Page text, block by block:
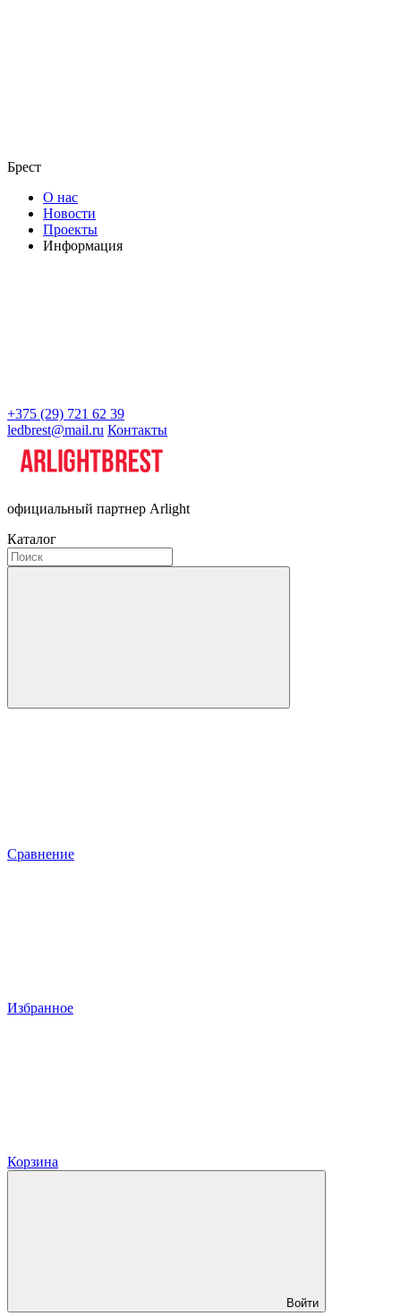
Брест
О нас
Новости
Проекты
Информация
+375 (29) 721 62 39
ledbrest@mail.ru Контакты
официальный партнер Arlight
Каталог
Сравнение
Избранное
Корзина
Войти